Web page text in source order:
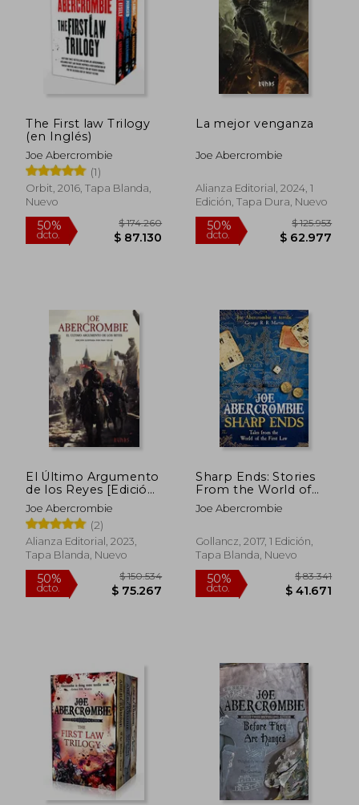
$ 36.486
50%
dcto.
$ 137.661 50%
dcto.
The First law Trilogy
(en Inglés)
Joe Abercrombie
(1)
Orbit, 2016, Tapa Blanda,
Nuevo
La mejor venganza
Joe Abercrombie
Alianza Editorial, 2024, 1
Edición, Tapa Dura, Nuevo
El Último Argumento
de los Reyes [Edición
Ilustrada]
Joe Abercrombie
(2)
Alianza Editorial, 2023,
Tapa Blanda, Nuevo
Sharp Ends: Stories
From the World of
the First law (en
Inglés)
Joe Abercrombie
Gollancz, 2017, 1 Edición,
Tapa Blanda, Nuevo